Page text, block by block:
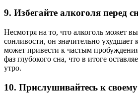
9. Избегайте алкоголя перед
Несмотря на то, что алкоголь может
сонливости, он значительно ухудшает
может привести к частым
фаз глубокого сна, что в итоге
утро.
10. Прислушивайтесь к